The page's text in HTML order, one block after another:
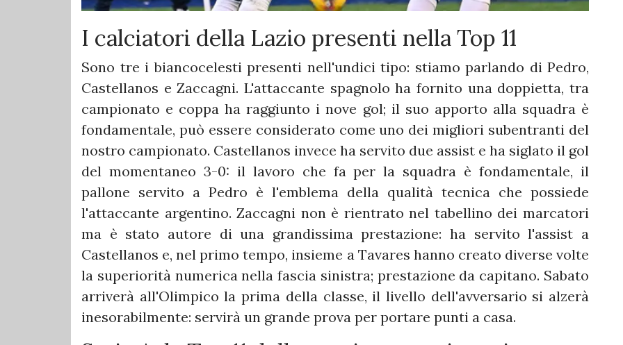
I calciatori della Lazio presenti nella Top 11
Sono tre i biancocelesti presenti nell'undici tipo: stiamo parlando di Pedro,
Castellanos e Zaccagni. L'attaccante spagnolo ha fornito una doppietta, tra
campionato e coppa ha raggiunto i nove gol; il suo apporto alla squadra è
fondamentale, può essere considerato come uno dei migliori subentranti del
nostro campionato. Castellanos invece ha servito due assist e ha siglato il gol
del momentaneo 3-0: il lavoro che fa per la squadra è fondamentale, il
pallone servito a Pedro è l'emblema della qualità tecnica che possiede
l'attaccante argentino. Zaccagni non è rientrato nel tabellino dei marcatori
ma è stato autore di una grandissima prestazione: ha servito l'assist a
Castellanos e, nel primo tempo, insieme a Tavares hanno creato diverse volte
la superiorità numerica nella fascia sinistra; prestazione da capitano. Sabato
arriverà all'Olimpico la prima della classe, il livello dell'avversario si alzerà
inesorabilmente: servirà un grande prova per portare punti a casa.